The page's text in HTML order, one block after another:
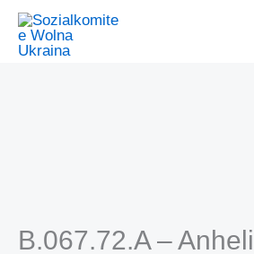
Zum
Inhalt
B.067.72.A –